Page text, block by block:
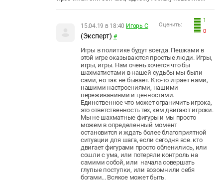
1
0
Оценить:
15.04.19 в 18:40 Игорь С
(Эксперт) #
Игры в политике будут всегда. Пешками в
этой игре оказываются простые люди. Игры,
игры, игры. Нам очень хочется что бы
шахматистами в нашей судьбы мы были
сами, но так не бывает. Кто-то играет нами,
нашими настроениями, нашими
переживаниями и ценностями.
Единственное что может ограничить игрока,
это ответственность тех, кем двигают игроки.
Мы не шахматные фигуры и мы просто
можем в определенный момент
остановится и ждать более благоприятной
ситуации для шага, если сегодня все. кто
двигает фигурами просто обленились, или
сошли с ума, или потеряли контроль на
самими собой, или начала совершать
глупые поступки, или возомнили себя
богами... Всякое может быть.